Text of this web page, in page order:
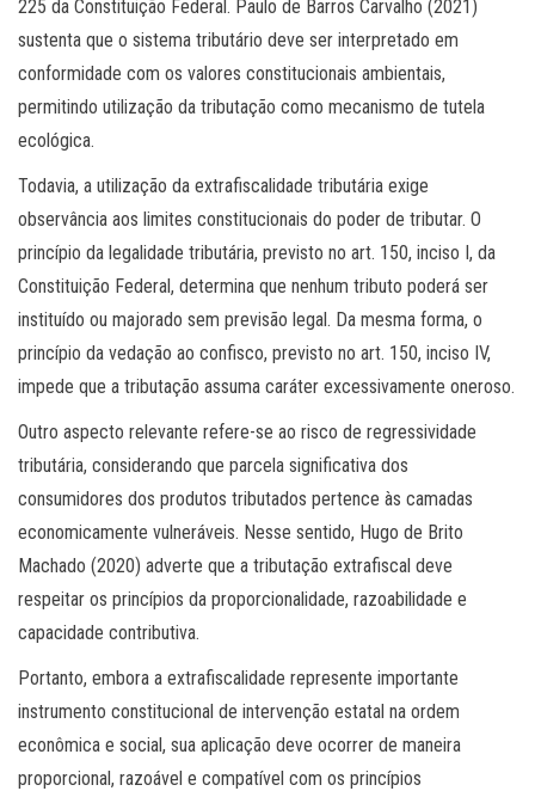
225 da Constituição Federal. Paulo de Barros Carvalho (2021)
sustenta que o sistema tributário deve ser interpretado em
conformidade com os valores constitucionais ambientais,
permitindo utilização da tributação como mecanismo de tutela
ecológica.
Todavia, a utilização da extrafiscalidade tributária exige
observância aos limites constitucionais do poder de tributar. O
princípio da legalidade tributária, previsto no art. 150, inciso I, da
Constituição Federal, determina que nenhum tributo poderá ser
instituído ou majorado sem previsão legal. Da mesma forma, o
princípio da vedação ao confisco, previsto no art. 150, inciso IV,
impede que a tributação assuma caráter excessivamente oneroso.
Outro aspecto relevante refere-se ao risco de regressividade
tributária, considerando que parcela significativa dos
consumidores dos produtos tributados pertence às camadas
economicamente vulneráveis. Nesse sentido, Hugo de Brito
Machado (2020) adverte que a tributação extrafiscal deve
respeitar os princípios da proporcionalidade, razoabilidade e
capacidade contributiva.
Portanto, embora a extrafiscalidade represente importante
instrumento constitucional de intervenção estatal na ordem
econômica e social, sua aplicação deve ocorrer de maneira
proporcional, razoável e compatível com os princípios